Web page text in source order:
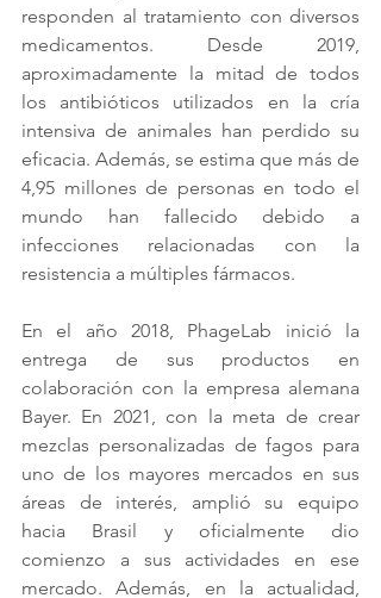
responden al tratamiento con diversos
medicamentos. Desde 2019,
aproximadamente la mitad de todos
los antibióticos utilizados en la cría
intensiva de animales han perdido su
eficacia. Además, se estima que más de
4,95 millones de personas en todo el
mundo han fallecido debido a
infecciones relacionadas con la
resistencia a múltiples fármacos.
En el año 2018, PhageLab inició la
entrega de sus productos en
colaboración con la empresa alemana
Bayer. En 2021, con la meta de crear
mezclas personalizadas de fagos para
uno de los mayores mercados en sus
áreas de interés, amplió su equipo
hacia Brasil y oficialmente dio
comienzo a sus actividades en ese
mercado. Además, en la actualidad,